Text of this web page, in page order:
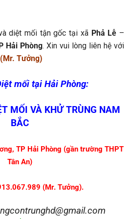
diệt mối tận gốc tại xã Phả Lễ –
Hải Phòng. Xin vui lòng liên hệ với
Tưởng)
mối tại Hải Phòng:
MỐI VÀ KHỬ TRÙNG NAM
BẮC
TP Hải Phòng (gần trường THPT
Tân An)
(Mr. Tưởng).